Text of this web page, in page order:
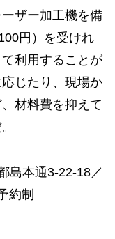
ザー加工機を備
円）を受けれ
利用することが
じたり、現場か
材料費を抑えて
島本通3-22-18／
約制